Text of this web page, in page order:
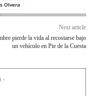
Olvera
Next article
pierde la vida al recostarse bajo
un vehículo en Pie de la Cuesta
-